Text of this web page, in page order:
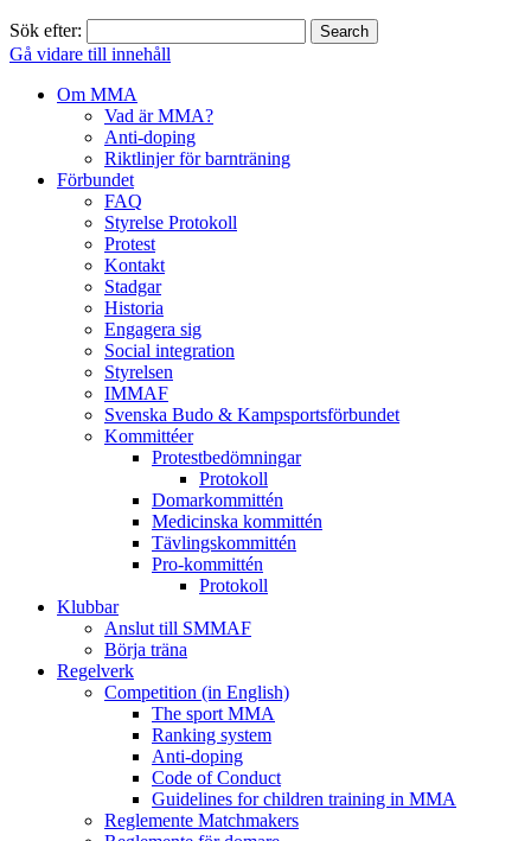
Sök efter:
Gå vidare till innehåll
Om MMA
Vad är MMA?
Anti-doping
Riktlinjer för barnträning
Förbundet
FAQ
Styrelse Protokoll
Protest
Kontakt
Stadgar
Historia
Engagera sig
Social integration
Styrelsen
IMMAF
Svenska Budo & Kampsportsförbundet
Kommittéer
Protestbedömningar
Protokoll
Domarkommittén
Medicinska kommittén
Tävlingskommittén
Pro-kommittén
Protokoll
Klubbar
Anslut till SMMAF
Börja träna
Regelverk
Competition (in English)
The sport MMA
Ranking system
Anti-doping
Code of Conduct
Guidelines for children training in MMA
Reglemente Matchmakers